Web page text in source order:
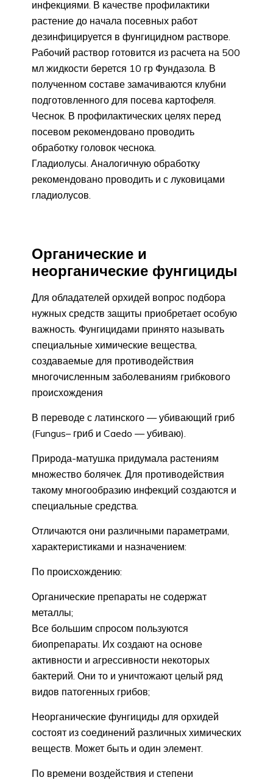
инфекциями. В качестве профилактики
растение до начала посевных работ
дезинфицируется в фунгицидном растворе.
Рабочий раствор готовится из расчета на 500
мл жидкости берется 10 гр Фундазола. В
полученном составе замачиваются клубни
подготовленного для посева картофеля.
Чеснок. В профилактических целях перед
посевом рекомендовано проводить
обработку головок чеснока.
Гладиолусы. Аналогичную обработку
рекомендовано проводить и с луковицами
гладиолусов.
Органические и
неорганические фунгициды
Для обладателей орхидей вопрос подбора
нужных средств защиты приобретает особую
важность. Фунгицидами принято называть
специальные химические вещества,
создаваемые для противодействия
многочисленным заболеваниям грибкового
происхождения
В переводе с латинского — убивающий гриб
(Fungus– гриб и Caedo — убиваю).
Природа-матушка придумала растениям
множество болячек. Для противодействия
такому многообразию инфекций создаются и
специальные средства.
Отличаются они различными параметрами,
характеристиками и назначением:
По происхождению:
Органические препараты не содержат
металлы;
Все большим спросом пользуются
биопрепараты. Их создают на основе
активности и агрессивности некоторых
бактерий. Они то и уничтожают целый ряд
видов патогенных грибов;
Неорганические фунгициды для орхидей
состоят из соединений различных химических
веществ. Может быть и один элемент.
По времени воздействия и степени